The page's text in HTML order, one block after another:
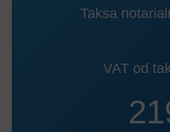
Taksa
VAT od